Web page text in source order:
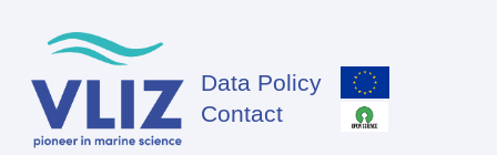
Footer
Data Policy
Contact